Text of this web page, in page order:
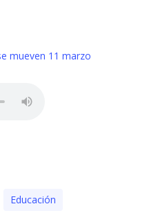
mueven 11 marzo
Educación